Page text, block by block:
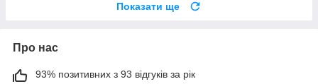
Показати ще
Про нас
93% позитивних з 93 відгуків за рік